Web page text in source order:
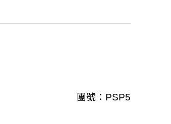
團號： PSP5